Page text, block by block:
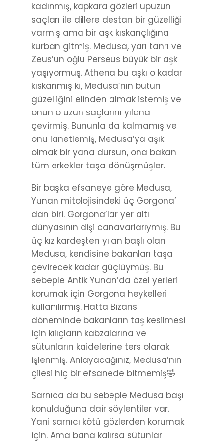
kadınmış, kapkara gözleri upuzun
saçları ile dillere destan bir güzelliği
varmış ama bir aşk kıskançlığına
kurban gitmiş. Medusa, yarı tanrı ve
Zeus’un oğlu Perseus büyük bir aşk
yaşıyormuş. Athena bu aşkı o kadar
kıskanmış ki, Medusa’nın bütün
güzelliğini elinden almak istemiş ve
onun o uzun saçlarını yılana
çevirmiş. Bununla da kalmamış ve
onu lanetlemiş, Medusa’ya aşık
olmak bir yana dursun, ona bakan
tüm erkekler taşa dönüşmüşler.
Bir başka efsaneye göre Medusa,
Yunan mitolojisindeki üç Gorgona’
dan biri. Gorgona’lar yer altı
dünyasının dişi canavarlarıymış. Bu
üç kız kardeşten yılan başlı olan
Medusa, kendisine bakanları taşa
çevirecek kadar güçlüymüş. Bu
sebeple Antik Yunan’da özel yerleri
korumak için Gorgona heykelleri
kullanılırmış. Hatta Bizans
döneminde bakanların taş kesilmesi
için kılıçların kabzalarına ve
sütunların kaidelerine ters olarak
işlenmiş. Anlayacağınız, Medusa’nın
çilesi hiç bir efsanede bitmemiş🤣
Sarnıca da bu sebeple Medusa başı
konulduğuna dair söylentiler var.
Yani sarnıcı kötü gözlerden korumak
için. Ama bana kalırsa sütunlar